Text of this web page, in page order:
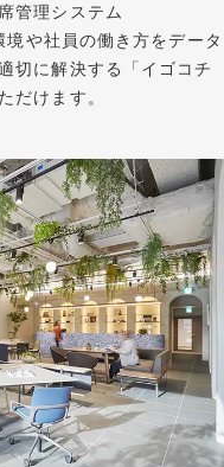
管理システム
や社員の働き方をデータ
切に解決する「イゴコチ
だけます。